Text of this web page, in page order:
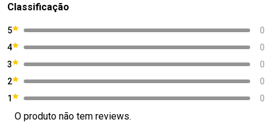
Classificação
5
0
4
0
3
0
2
0
1
0
O produto não tem reviews.